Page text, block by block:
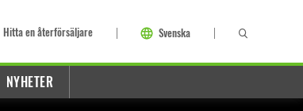
Hitta en återförsäljare Svenska
NYHETER